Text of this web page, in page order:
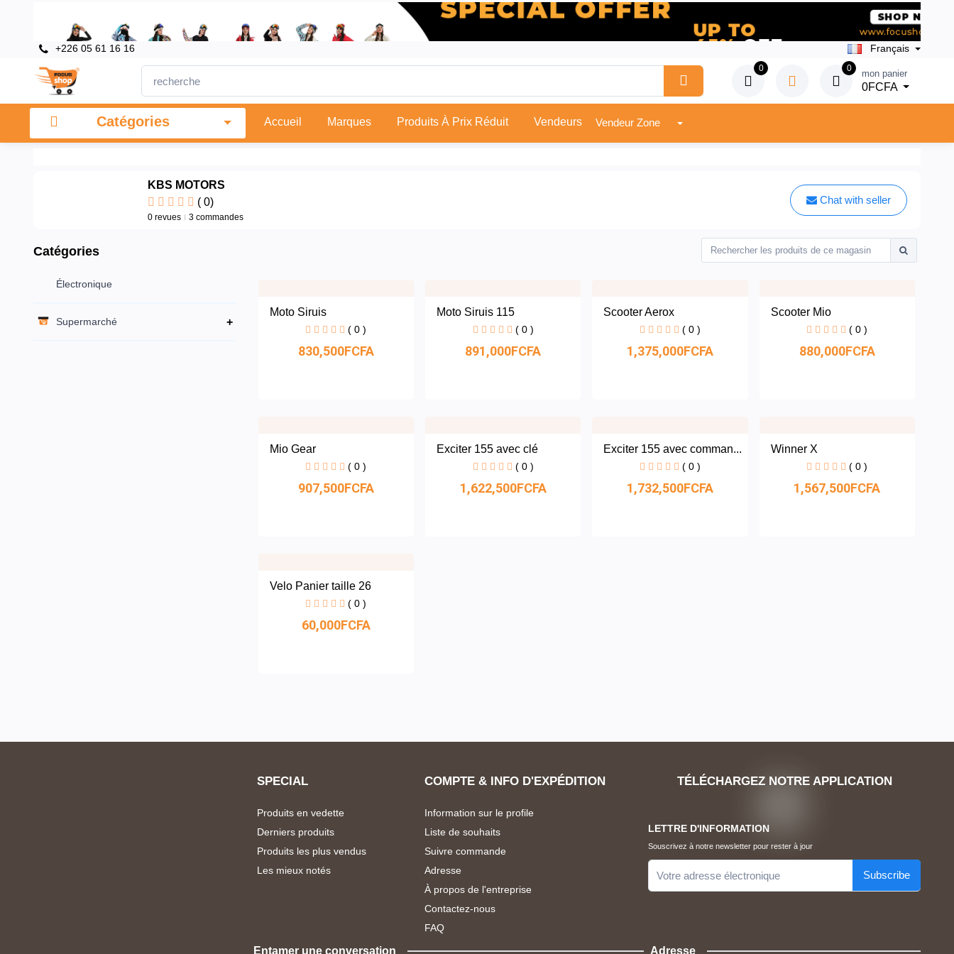
+226 05 61 16 16 Français
0 0 mon panier
0FCFA
Catégories Accueil Marques Produits À Prix Réduit Vendeurs Vendeur Zone
KBS MOTORS
( 0)
0 revues 3 commandes
Chat with seller
Catégories
Électronique
Supermarché +
Catégories
Électronique
Moto Siruis
( 0 )
830,500FCFA
Moto Siruis 115
( 0 )
891,000FCFA
Scooter Aerox
( 0 )
1,375,000FCFA
Scooter Mio
( 0 )
880,000FCFA
Mio Gear
( 0 )
907,500FCFA
Exciter 155 avec clé
( 0 )
1,622,500FCFA
Exciter 155 avec comman...
( 0 )
1,732,500FCFA
Winner X
( 0 )
1,567,500FCFA
Velo Panier taille 26
( 0 )
60,000FCFA
SPECIAL
Produits en vedette
Derniers produits
Produits les plus vendus
Les mieux notés
COMPTE & INFO D'EXPÉDITION
Information sur le profile
Liste de souhaits
Suivre commande
Adresse
À propos de l'entreprise
Contactez-nous
FAQ
TÉLÉCHARGEZ NOTRE APPLICATION
LETTRE D'INFORMATION
Souscrivez à notre newsletter pour rester à jour
Subscribe
Entamer une conversation Adresse